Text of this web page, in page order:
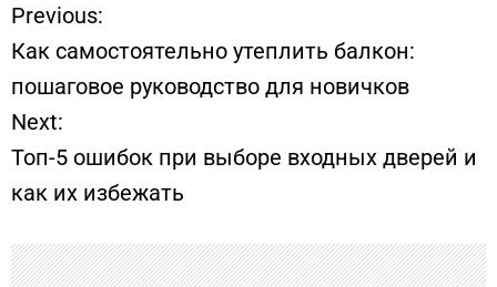
Н
а
в
и
г
Previous:
Как самостоятельно утеплить балкон:
пошаговое руководство для новичков
Next:
Топ-5 ошибок при выборе входных дверей и
как их избежать